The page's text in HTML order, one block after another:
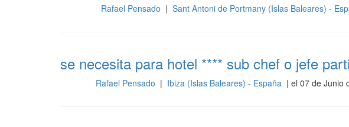
Rafael Pensado | Sant Antoni de Portmany (Islas Baleares) -
se necesita para hotel **** sub chef o jefe
Rafael Pensado | Ibiza (Islas Baleares) - España | el 07 de Junio